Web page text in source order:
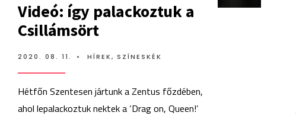
Videó: így palackoztuk a
Csillámsört
2020. 08. 11. • HÍREK, SZÍNESKÉK
Hétfőn Szentesen jártunk a Zentus főzdében,
ahol lepalackoztuk nektek a ‘Drag on, Queen!’